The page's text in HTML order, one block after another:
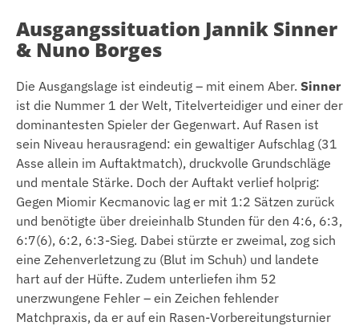
Ausgangssituation Jannik Sinner
& Nuno Borges
Die Ausgangslage ist eindeutig – mit einem Aber. Sinner
ist die Nummer 1 der Welt, Titelverteidiger und einer der
dominantesten Spieler der Gegenwart. Auf Rasen ist
sein Niveau herausragend: ein gewaltiger Aufschlag (31
Asse allein im Auftaktmatch), druckvolle Grundschläge
und mentale Stärke. Doch der Auftakt verlief holprig:
Gegen Miomir Kecmanovic lag er mit 1:2 Sätzen zurück
und benötigte über dreieinhalb Stunden für den 4:6, 6:3,
6:7(6), 6:2, 6:3-Sieg. Dabei stürzte er zweimal, zog sich
eine Zehenverletzung zu (Blut im Schuh) und landete
hart auf der Hüfte. Zudem unterliefen ihm 52
unerzwungene Fehler – ein Zeichen fehlender
Matchpraxis, da er auf ein Rasen-Vorbereitungsturnier